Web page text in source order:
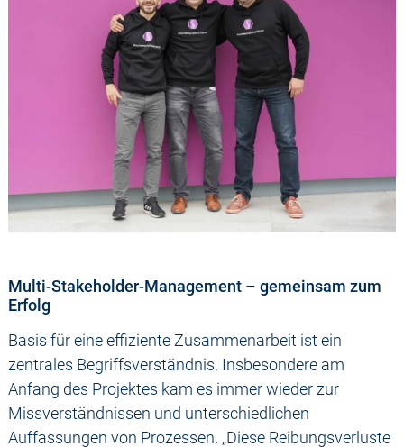
Multi-Stakeholder-Management – gemeinsam zum
Erfolg
Basis für eine effiziente Zusammenarbeit ist ein
zentrales Begriffsverständnis. Insbesondere am
Anfang des Projektes kam es immer wieder zur
Missverständnissen und unterschiedlichen
Auffassungen von Prozessen. „Diese Reibungsverluste